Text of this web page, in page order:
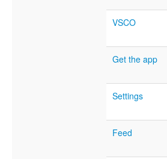
VSCO
Get the app
Settings
Feed